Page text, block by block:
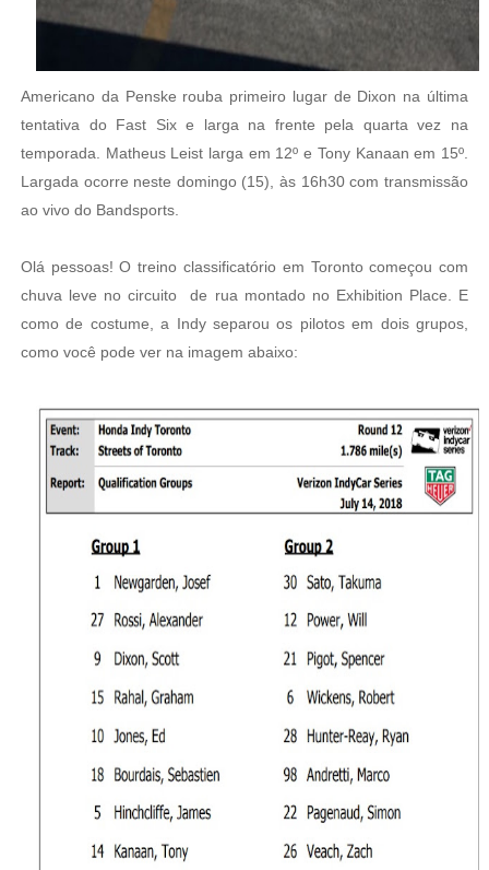
Americano da Penske rouba primeiro lugar de Dixon na última
tentativa do Fast Six e larga na frente pela quarta vez na
temporada. Matheus Leist larga em 12º e Tony Kanaan em 15º.
Largada ocorre neste domingo (15), às 16h30 com transmissão
ao vivo do Bandsports.
Olá pessoas! O treino classificatório em Toronto começou com
chuva leve no circuito de rua montado no Exhibition Place. E
como de costume, a Indy separou os pilotos em dois grupos,
como você pode ver na imagem abaixo: